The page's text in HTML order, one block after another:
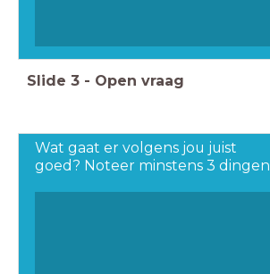
Slide 3 - Open vraag
Wat gaat er volgens jou juist
goed? Noteer minstens 3 dingen